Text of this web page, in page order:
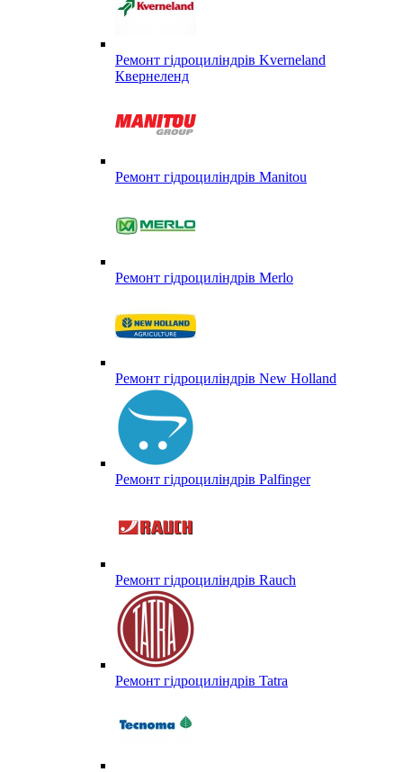
Ремонт гідроциліндрів Kverneland
Квернеленд
Ремонт гідроциліндрів Manitou
Ремонт гідроциліндрів Merlo
Ремонт гідроциліндрів New Holland
Ремонт гідроциліндрів Palfinger
Ремонт гідроциліндрів Rauch
Ремонт гідроциліндрів Tatra